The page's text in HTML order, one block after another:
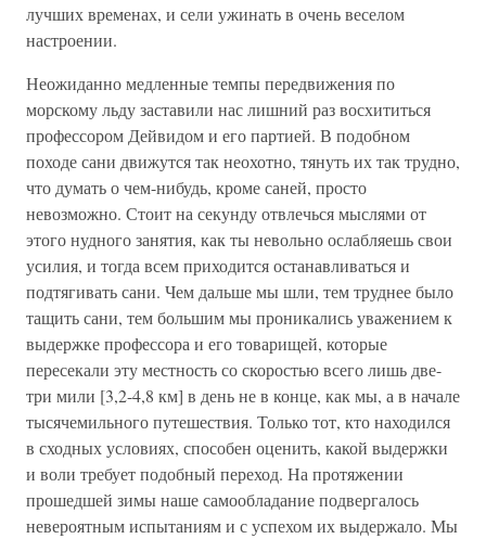
лучших временах, и сели ужинать в очень веселом
настроении.
Неожиданно медленные темпы передвижения по
морскому льду заставили нас лишний раз восхититься
профессором Дейвидом и его партией. В подобном
походе сани движутся так неохотно, тянуть их так трудно,
что думать о чем-нибудь, кроме саней, просто
невозможно. Стоит на секунду отвлечься мыслями от
этого нудного занятия, как ты невольно ослабляешь свои
усилия, и тогда всем приходится останавливаться и
подтягивать сани. Чем дальше мы шли, тем труднее было
тащить сани, тем большим мы проникались уважением к
выдержке профессора и его товарищей, которые
пересекали эту местность со скоростью всего лишь две-
три мили [3,2-4,8 км] в день не в конце, как мы, а в начале
тысячемильного путешествия. Только тот, кто находился
в сходных условиях, способен оценить, какой выдержки
и воли требует подобный переход. На протяжении
прошедшей зимы наше самообладание подвергалось
невероятным испытаниям и с успехом их выдержало. Мы